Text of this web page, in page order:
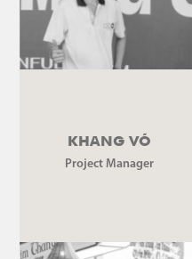
KHANG VÕ
Project Manager